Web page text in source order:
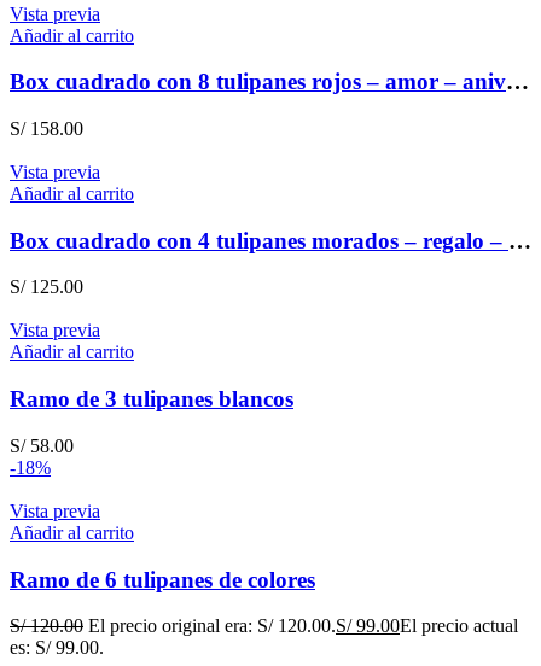
Vista previa
Añadir al carrito
Box cuadrado con 8 tulipanes rojos – amor – aniversario rojo
S/158.00
Vista previa
Añadir al carrito
Box cuadrado con 4 tulipanes morados – regalo – amistad
S/125.00
Vista previa
Añadir al carrito
Ramo de 3 tulipanes blancos
S/58.00
-18%
Vista previa
Añadir al carrito
Ramo de 6 tulipanes de colores
S/120.00 El precio original era: S/ 120.00.S/99.00El precio actual
es: S/ 99.00.